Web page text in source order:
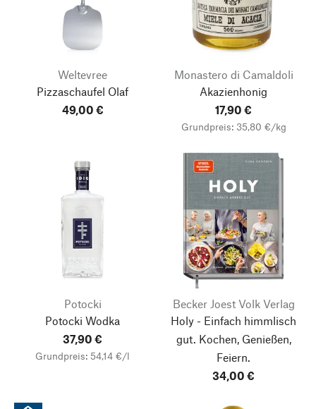
Weltevree
Pizzaschaufel Olaf
49,00 €
Monastero di Camaldoli
Akazienhonig
17,90 €
Grundpreis: 35,80 €/kg
Potocki
Potocki Wodka
37,90 €
Grundpreis: 54,14 €/l
Becker Joest Volk Verlag
Holy - Einfach himmlisch
gut. Kochen, Genießen,
Feiern.
34,00 €